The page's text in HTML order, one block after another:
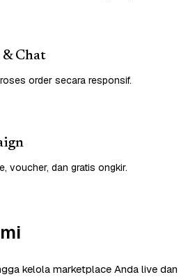
& Chat
order secara responsif.
voucher, dan gratis ongkir.
kelola marketplace Anda live dan